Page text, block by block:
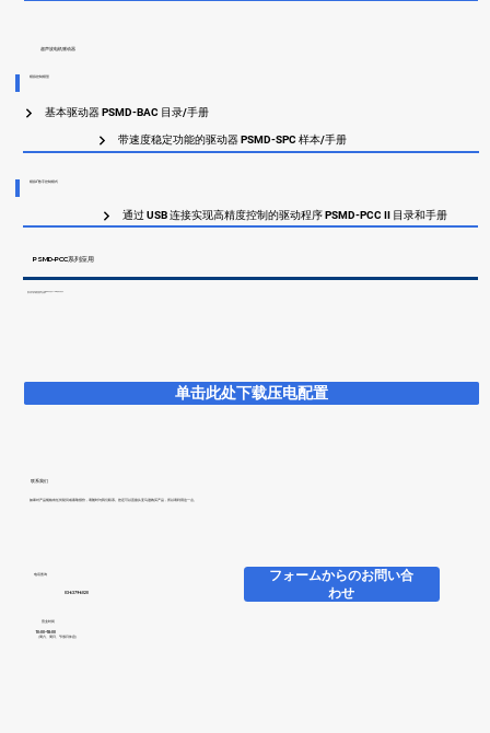
超声波电机驱动器
带速度稳定功能的驱动器 PSMD-SPC 样本/手册
模拟/数字控制模式
模拟控制模型
基本驱动器 PSMD-BAC 目录/手册
联系我们
通过 USB 连接实现高精度控制的驱动程序 PSMD-PCC II 目录和手册
如果对产品规格有任何疑问或索取报价，请随时与我们联系。您还可以直接从亚马逊购买产品，所以请利用这一点。
PSMD-PCC系列应用
​电话查询
03-6379-6020
​营业时间
10:00~18:00
（周六、周日、节假日休息）
单击此处下载压电配置
フォームからのお問い合
わせ